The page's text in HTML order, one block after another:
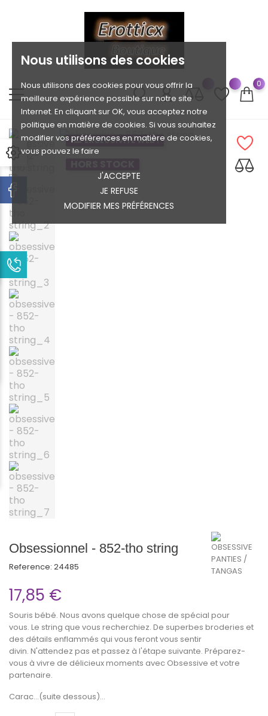
Nous utilisons des cookies
Nous utilisons des cookies pour vous offrir la
meilleure expérience possible sur notre site
Internet. En cliquant sur OK, vous acceptez notre
politique en matière de cookies. Si vous souhaitez
modifier vos préférences en matière de cookies,
vous pouvez le faire
J'ACCEPTE
JE REFUSE
MODIFIER MES PRÉFÉRENCES
0
EXCLUSIVITÉ WEB !
Obsessionnel - 852-tho string
Reference: 24485
17,85 €
Souris bébé. Nous avons quelque chose de spécial pour
vous. Le string que vous recherchiez. De superbes broderies et
des détails enflammés qui vous feront vous sentir
divin. N'attendez pas et passez à l'étape suivante. Préparez-
vous à vivre de délicieux moments avec Obsessive et votre
partenaire.
Carac...(suite dessous)...